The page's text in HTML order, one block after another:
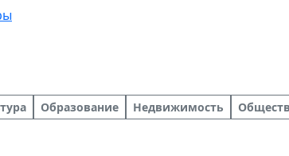
Образование Недвижимость